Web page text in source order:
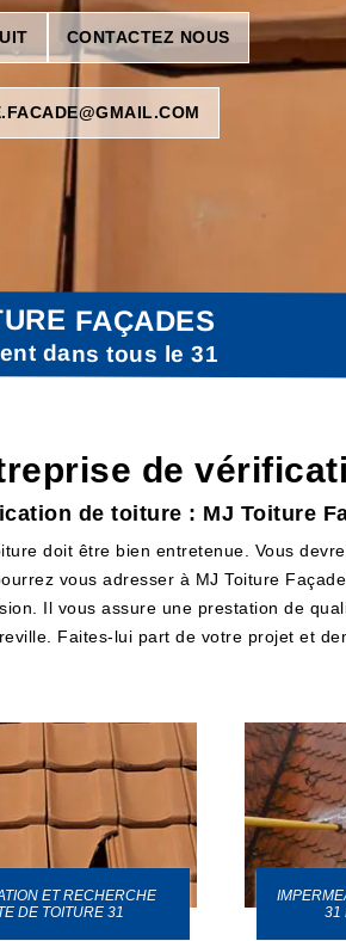
CONTACTEZ NOUS
FAÇADES
dans tous le 31
de
de toiture : MJ Toiture
doit être bien entretenue. Vous
vous adresser à MJ Toiture
Il vous assure une prestation de
Faites-lui part de votre projet et
ET RECHERCHE
DE TOITURE 31
31